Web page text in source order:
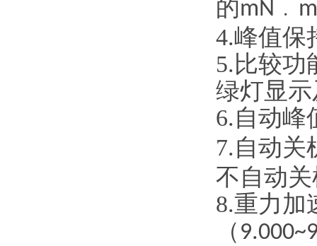
的mN ﹒
4.峰值保
5.比较功
绿灯显
6.自动峰
7.自动关
不自动
8.重力加
（